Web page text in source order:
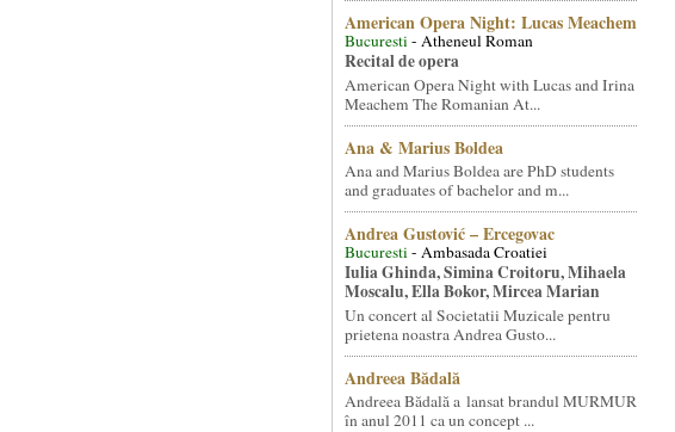
American Opera Night: Lucas Meachem
Bucuresti- Atheneul Roman
Recital de opera
American Opera Night with Lucas and Irina
Meachem The Romanian At...
Ana & Marius Boldea
Ana and Marius Boldea are PhD students
and graduates of bachelor and m...
Andrea Gustović – Ercegovac
Bucuresti- Ambasada Croatiei
Iulia Ghinda, Simina Croitoru, Mihaela
Moscalu, Ella Bokor, Mircea Marian
Un concert al Societatii Muzicale pentru
prietena noastra Andrea Gusto...
Andreea Bădală
Andreea Bădală a lansat brandul MURMUR
în anul 2011 ca un concept ...